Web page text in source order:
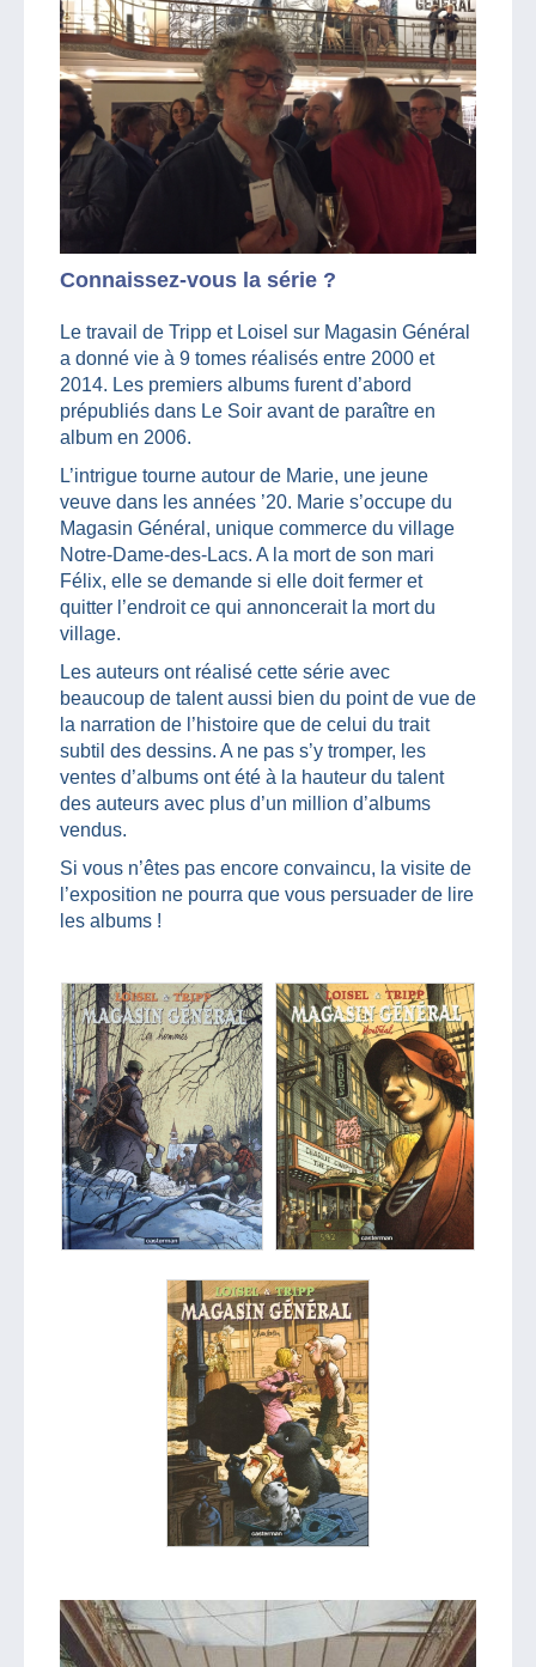
Connaissez-vous la série ?
Le travail de Tripp et Loisel sur Magasin Général
a donné vie à 9 tomes réalisés entre 2000 et
2014. Les premiers albums furent d’abord
prépubliés dans Le Soir avant de paraître en
album en 2006.
L’intrigue tourne autour de Marie, une jeune
veuve dans les années ’20. Marie s’occupe du
Magasin Général, unique commerce du village
Notre-Dame-des-Lacs. A la mort de son mari
Félix, elle se demande si elle doit fermer et
quitter l’endroit ce qui annoncerait la mort du
village.
Les auteurs ont réalisé cette série avec
beaucoup de talent aussi bien du point de vue de
la narration de l’histoire que de celui du trait
subtil des dessins. A ne pas s’y tromper, les
ventes d’albums ont été à la hauteur du talent
des auteurs avec plus d’un million d’albums
vendus.
Si vous n’êtes pas encore convaincu, la visite de
l’exposition ne pourra que vous persuader de lire
les albums !